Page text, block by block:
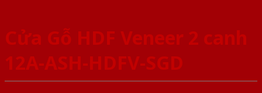
Cửa Gỗ HDF Veneer 2 canh
12A-ASH-HDFV-SGD